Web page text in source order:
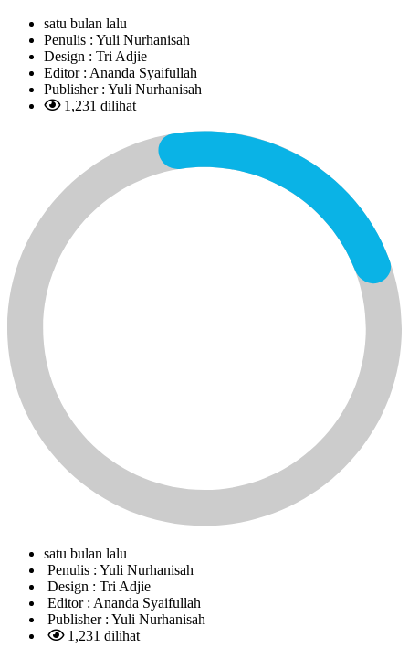
satu bulan lalu
Penulis : Yuli Nurhanisah
Design : Tri Adjie
Editor : Ananda Syaifullah
Publisher : Yuli Nurhanisah
1,231 dilihat
satu bulan lalu
Penulis : Yuli Nurhanisah
Design : Tri Adjie
Editor : Ananda Syaifullah
Publisher : Yuli Nurhanisah
1,231 dilihat